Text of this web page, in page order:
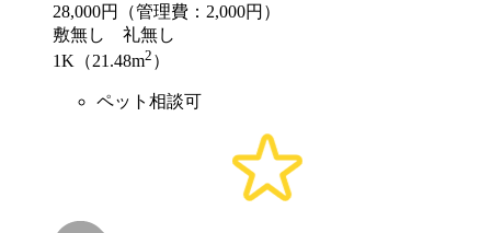
28,000円（管理費：2,000円）
敷無し 礼無し
1K（21.48m2 ）
ペット相談可